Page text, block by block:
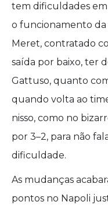
tem dificuldades em
o funcionamento
Meret, contratado
saída por baixo, ter
Gattuso, quanto
quando volta ao
nisso, como no
por 3–2, para não
dificuldade.
As mudanças
pontos no Napoli